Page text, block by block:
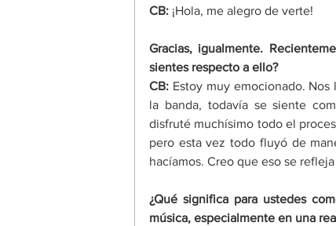
CB: ¡Hola, me alegro de verte!
Gracias, igualmente.
sientes respecto a ello?
CB: Estoy muy emocionado.
la banda, todavía se siente
disfruté muchísimo todo el
pero esta vez todo fluyó de
hacíamos. Creo que eso se
¿Qué significa para ustedes
música, especialmente en una